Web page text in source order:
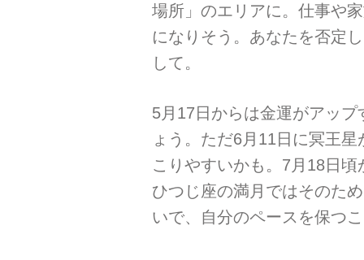
場所」のエリアに。仕事や
になりそう。あなたを否定
して。
5月17日からは金運がアッ
ょう。ただ6月11日に冥王
こりやすいかも。7月18日
ひつじ座の満月ではそのた
いで、自分のペースを保つ